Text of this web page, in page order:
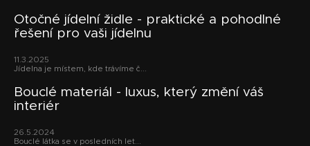
Otočné jídelní židle - praktické a pohodlné
řešení pro vaši jídelnu
11.3.2025
Jídelna je místem, kde trávíme č...
Bouclé materiál - luxus, který změní váš
interiér
26.5.2024
Bouclé látka se v posledních let...